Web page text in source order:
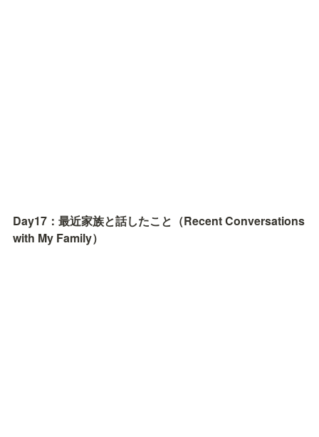
Day17：最近家族と話したこと（Recent Conversations
with My Family）